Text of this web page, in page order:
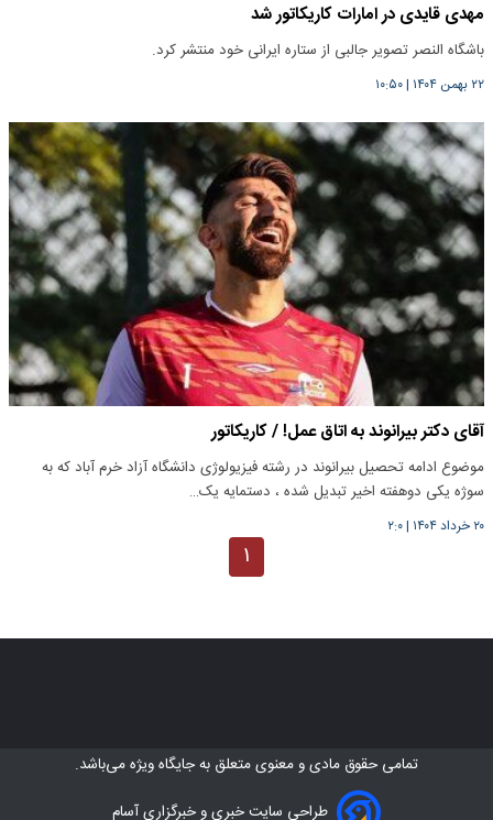
مهدی قایدی در امارات کاریکاتور شد
باشگاه النصر تصویر جالبی از ستاره ایرانی خود منتشر کرد.
۲۲ بهمن ۱۴۰۴ |۱۰:۵۰
آقای دکتر بیرانوند به اتاق عمل! / کاریکاتور
موضوع ادامه تحصیل بیرانوند در رشته فیزیولوژی دانشگاه آزاد خرم آباد که به
سوژه یکی دوهفته اخیر تبدیل شده ، دستمایه یک…
۲۰ خرداد ۱۴۰۴ |۲:۰
۱
تمامی حقوق مادی و معنوی متعلق بهجایگاه ویژهمی‌باشد.
طراحی سایت خبری و خبرگزاری آسام